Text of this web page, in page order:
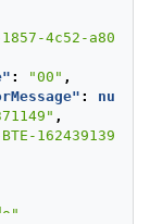
and second
,
Diez 1589"
,
,
4c52-a80d-
: "00" ,
: null
,
BTE-